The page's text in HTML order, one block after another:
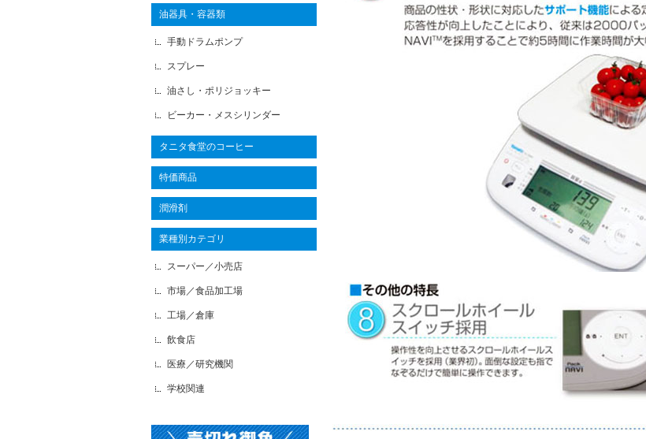
油器具・容器類
手動ドラムポンプ
スプレー
油さし・ポリジョッキー
ビーカー・メスシリンダー
タニタ食堂のコーヒー
特価商品
潤滑剤
業種別カテゴリ
スーパー／小売店
市場／食品加工場
工場／倉庫
飲食店
医療／研究機関
学校関連